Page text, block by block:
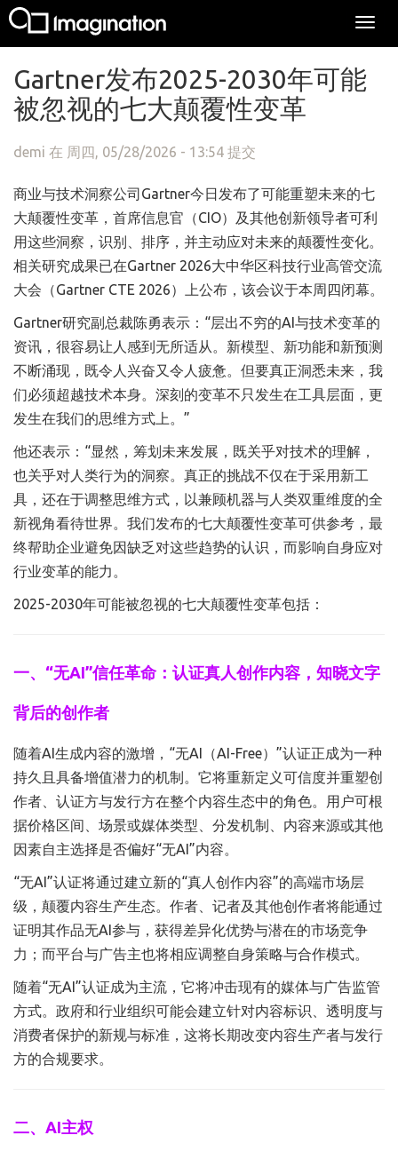
Gartner发布2025-2030年可能
被忽视的七大颠覆性变革
demi 在 周四, 05/28/2026 - 13:54 提交
商业与技术洞察公司Gartner今日发布了可能重塑未来的七
大颠覆性变革，首席信息官（CIO）及其他创新领导者可利
用这些洞察，识别、排序，并主动应对未来的颠覆性变化。
相关研究成果已在Gartner 2026大中华区科技行业高管交流
大会（Gartner CTE 2026）上公布，该会议于本周四闭幕。
Gartner研究副总裁陈勇表示：“层出不穷的AI与技术变革的
资讯，很容易让人感到无所适从。新模型、新功能和新预测
不断涌现，既令人兴奋又令人疲惫。但要真正洞悉未来，我
们必须超越技术本身。深刻的变革不只发生在工具层面，更
发生在我们的思维方式上。”
他还表示：“显然，筹划未来发展，既关乎对技术的理解，
也关乎对人类行为的洞察。真正的挑战不仅在于采用新工
具，还在于调整思维方式，以兼顾机器与人类双重维度的全
新视角看待世界。我们发布的七大颠覆性变革可供参考，最
终帮助企业避免因缺乏对这些趋势的认识，而影响自身应对
行业变革的能力。
2025-2030年可能被忽视的七大颠覆性变革包括：
一、“无AI”信任革命：认证真人创作内容，知晓文字
背后的创作者
随着AI生成内容的激增，“无AI（AI-Free）”认证正成为一种
持久且具备增值潜力的机制。它将重新定义可信度并重塑创
作者、认证方与发行方在整个内容生态中的角色。用户可根
据价格区间、场景或媒体类型、分发机制、内容来源或其他
因素自主选择是否偏好“无AI”内容。
“无AI”认证将通过建立新的“真人创作内容”的高端市场层
级，颠覆内容生产生态。作者、记者及其他创作者将能通过
证明其作品无AI参与，获得差异化优势与潜在的市场竞争
力；而平台与广告主也将相应调整自身策略与合作模式。
随着“无AI”认证成为主流，它将冲击现有的媒体与广告监管
方式。政府和行业组织可能会建立针对内容标识、透明度与
消费者保护的新规与标准，这将长期改变内容生产者与发行
方的合规要求。
二、AI主权